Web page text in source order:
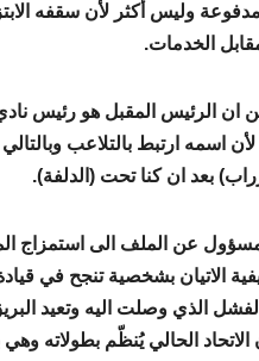
وليس أكثر لأن سقفه
الخدمات.
ان الرئيس المقبل هو رئيس
اسمه ارتبط بالتلاعب
بعد ان كنا تحت (الدلفة).
عن الملف الى استمزاج
الاتيان بشخصية تنجح في
الذي وصلت اليه وتعيد
الاتحاد الحالي يُنظّم بطولاته